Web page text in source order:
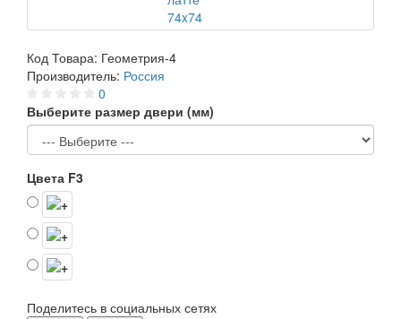
Код Товара: Геометрия-4
Производитель: Россия
0
Выберите размер двери (мм)
Цвета F3
Поделитесь в социальных сетях